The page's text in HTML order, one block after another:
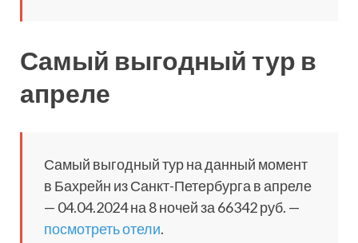
Самый выгодный тур в
апреле
Самый выгодный тур на данный момент
в Бахрейн из Санкт-Петербурга в апреле
— 04.04.2024 на 8 ночей за 66342 руб. —
посмотреть отели.